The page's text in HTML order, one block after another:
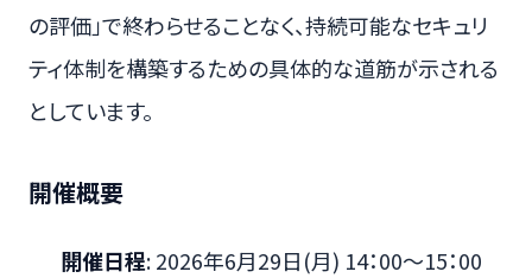
の評価」で終わらせることなく、持続可能なセキュリ
ティ体制を構築するための具体的な道筋が示される
としています。
開催概要
開催日程: 2026年6月29日(月) 14：00～15：00